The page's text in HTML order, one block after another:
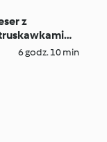
z
6 godz. 10 min